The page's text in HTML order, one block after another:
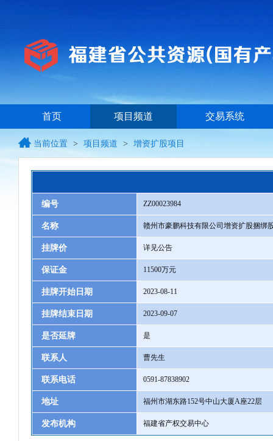
首页 项目频道 交易系统
当前位置 > 项目频道 > 增资扩股项目
编号 ZZ00023984
名称 赣州市豪鹏科技有限公司增资扩股捆绑
挂牌价 详见公告
保证金 11500万元
挂牌开始日期 2023-08-11
挂牌结束日期 2023-09-07
是否延牌 是
联系人 曹先生
联系电话 0591-87838902
地址 福州市湖东路152号中山大厦A座22层
发布机构 福建省产权交易中心